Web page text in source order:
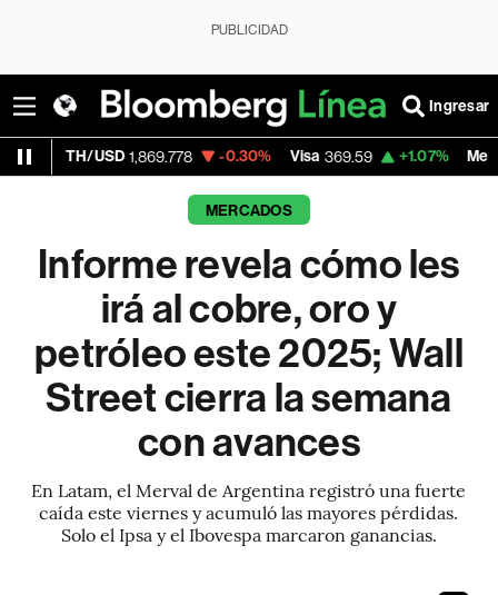
PUBLICIDAD
Ingresar
1,869.778 -0.30% Visa 369.59 +1.07% MercadoLibre
MERCADOS
Informe revela cómo les
irá al cobre, oro y
petróleo este 2025; Wall
Street cierra la semana
con avances
En Latam, el Merval de Argentina registró una fuerte
caída este viernes y acumuló las mayores pérdidas.
Solo el Ipsa y el Ibovespa marcaron ganancias.